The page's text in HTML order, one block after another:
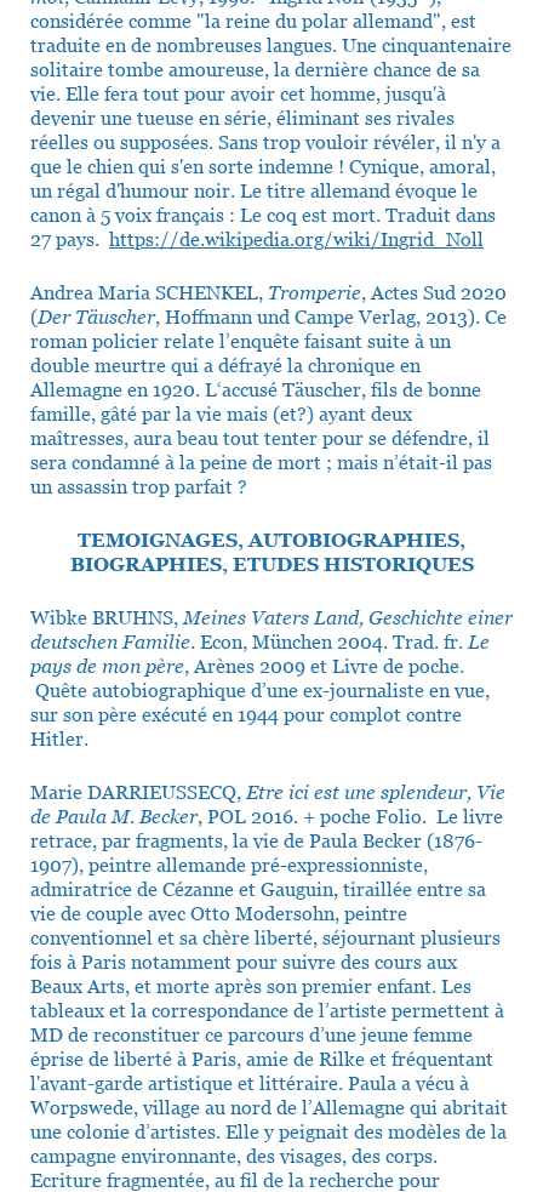
considérée comme "la reine du polar allemand", est
traduite en de nombreuses langues. Une cinquantenaire
solitaire tombe amoureuse, la dernière chance de sa
vie. Elle fera tout pour avoir cet homme, jusqu'à
devenir une tueuse en série, éliminant ses rivales
réelles ou supposées. Sans trop vouloir révéler, il n'y a
que le chien qui s'en sorte indemne ! Cynique, amoral,
un régal d'humour noir. Le titre allemand évoque le
canon à 5 voix français : Le coq est mort. Traduit dans
27 pays. https://de.wikipedia.org/wiki/Ingrid_Noll
Andrea Maria SCHENKEL, Tromperie, Actes Sud 2020
(Der Täuscher, Hoffmann und Campe Verlag, 2013). Ce
roman policier relate l’enquête faisant suite à un
double meurtre qui a défrayé la chronique en
Allemagne en 1920. L‘accusé Täuscher, fils de bonne
famille, gâté par la vie mais (et?) ayant deux
maîtresses, aura beau tout tenter pour se défendre, il
sera condamné à la peine de mort ; mais n’était-il pas
un assassin trop parfait ?
TEMOIGNAGES, AUTOBIOGRAPHIES,
BIOGRAPHIES, ETUDES HISTORIQUES
Wibke BRUHNS, Meines Vaters Land, Geschichte einer
deutschen Familie. Econ, München 2004. Trad. fr. Le
pays de mon père, Arènes 2009 et Livre de poche.
Quête autobiographique d’une ex-journaliste en vue,
sur son père exécuté en 1944 pour complot contre
Hitler.
Marie DARRIEUSSECQ, Etre ici est une splendeur, Vie
de Paula M. Becker, POL 2016. + poche Folio. Le livre
retrace, par fragments, la vie de Paula Becker (1876-
1907), peintre allemande pré-expressionniste,
admiratrice de Cézanne et Gauguin, tiraillée entre sa
vie de couple avec Otto Modersohn, peintre
conventionnel et sa chère liberté, séjournant plusieurs
fois à Paris notamment pour suivre des cours aux
Beaux Arts, et morte après son premier enfant. Les
tableaux et la correspondance de l’artiste permettent à
MD de reconstituer ce parcours d’une jeune femme
éprise de liberté à Paris, amie de Rilke et fréquentant
l'avant-garde artistique et littéraire. Paula a vécu à
Worpswede, village au nord de l’Allemagne qui abritait
une colonie d’artistes. Elle y peignait des modèles de la
campagne environnante, des visages, des corps.
Ecriture fragmentée, au fil de la recherche pour